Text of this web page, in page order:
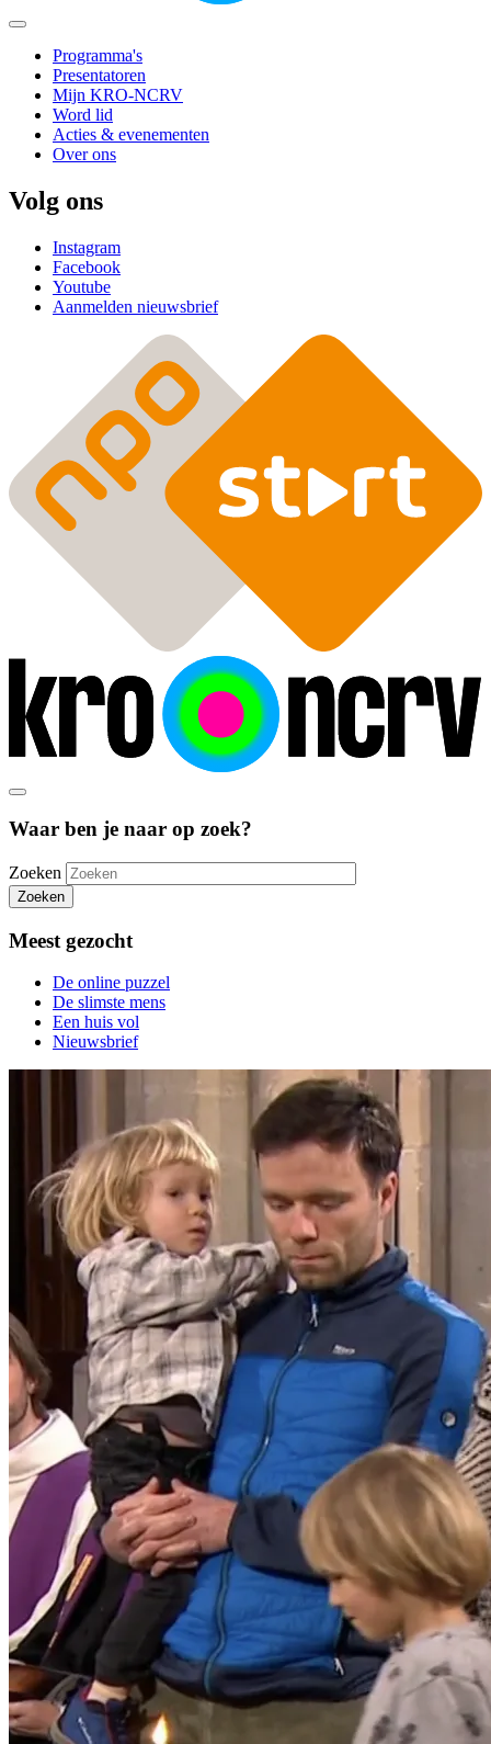
Programma's
Presentatoren
Mijn KRO-NCRV
Word lid
Acties & evenementen
Over ons
Volg ons
Instagram
Facebook
Youtube
Aanmelden nieuwsbrief
Waar ben je naar op zoek?
Zoeken
Zoeken
Meest gezocht
De online puzzel
De slimste mens
Een huis vol
Nieuwsbrief